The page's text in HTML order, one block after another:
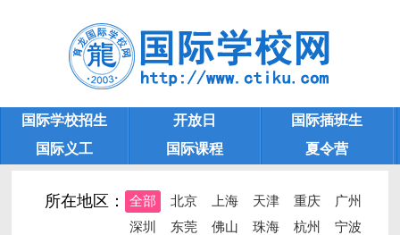
遂宁国际学校大全
国际学校招生 开放日
国际插班生
国际义工
国际课程
夏令营
所在地区： 全部 北京 上海 天津 重庆
广州
深圳
东莞 佛山 珠海 杭州
宁波